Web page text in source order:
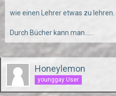
wie einen Lehrer etwas zu lehren.
Durch Bücher kann man......
Honeylemon
younggay User